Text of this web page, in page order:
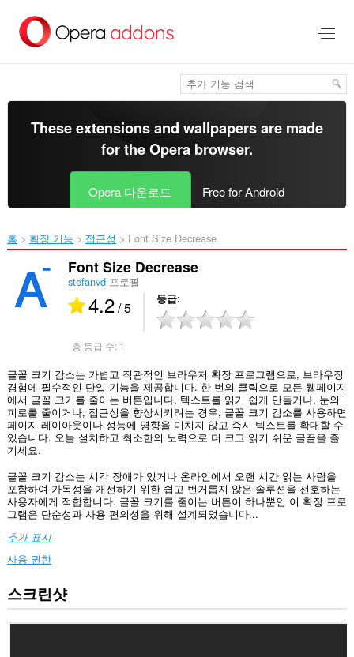
건
These extensions and wallpapers are made
for theOpera browser.
Opera 다운로드 Free for Android
홈 확장 기능 접근성 Font Size Decrease‎
Font Size Decrease
stefanvd프로필
4.2/ 5 등급
총 등급 수: 1
글꼴 크기 감소는 가볍고 직관적인 브라우저 확장 프로그램으로, 브라우징
경험에 필수적인 단일 기능을 제공합니다. 한 번의 클릭으로 모든 웹페이지
에서 글꼴 크기를 줄이는 버튼입니다. 텍스트를 읽기 쉽게 만들거나, 눈의
피로를 줄이거나, 접근성을 향상시키려는 경우, 글꼴 크기 감소를 사용하면
페이지 레이아웃이나 성능에 영향을 미치지 않고 즉시 텍스트를 확대할 수
있습니다. 오늘 설치하고 최소한의 노력으로 더 크고 읽기 쉬운 글꼴을 즐
기세요.
글꼴 크기 감소는 시각 장애가 있거나 온라인에서 오랜 시간 읽는 사람을
포함하여 가독성을 개선하기 위한 쉽고 번거롭지 않은 솔루션을 선호하는
사용자에게 적합합니다. 글꼴 크기를 줄이는 버튼이 하나뿐인 이 확장 프로
그램은 단순성과 사용 편의성을 위해 설계되었습니다...
추가 표시
사용 권한
이
확
스크린샷